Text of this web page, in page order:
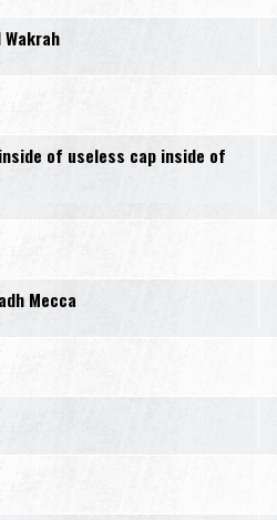
of useless cap inside of
Mecca